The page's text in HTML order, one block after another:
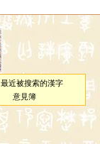
最近被搜索的漢字
意見簿